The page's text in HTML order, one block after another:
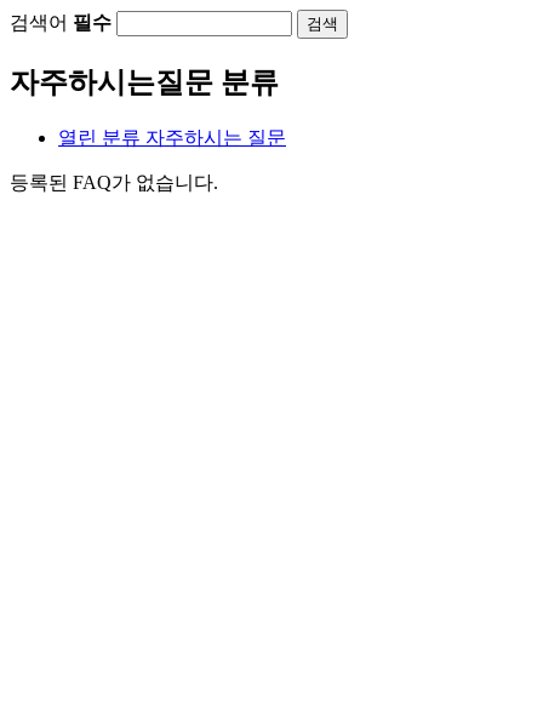
검색어 필수 검색
자주하시는질문 분류
열린 분류 자주하시는 질문
등록된 FAQ가 없습니다.